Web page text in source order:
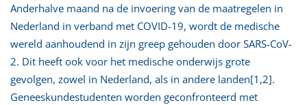
Anderhalve maand na de invoering van de maatregelen in
Nederland in verband met COVID-19, wordt de medische
wereld aanhoudend in zijn greep gehouden door SARS-CoV-
2. Dit heeft ook voor het medische onderwijs grote
gevolgen, zowel in Nederland, als in andere landen[1,2].
Geneeskundestudenten worden geconfronteerd met